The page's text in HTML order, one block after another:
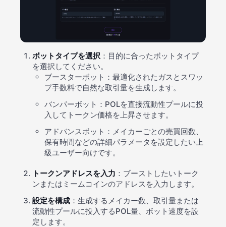
ボットタイプを選択 ：目的に合ったボットタイプ
を選択してください。
ブースターボット：最適化されたガスとスワッ
プ手数料で自然な取引量を生成します。
バンパーボット：POLを直接流動性プールに投
入してトークン価格を上昇させます。
アドバンスボット：メイカーごとの売買回数、
保有時間などの詳細パラメータを設定したい上
級ユーザー向けです。
トークンアドレスを入力 ：ブーストしたいトーク
ンまたはミームコインのアドレスを入力します。
設定を構成 ：生成するメイカー数、取引量または
流動性プールに投入するPOL量、ボット速度を設
定します。